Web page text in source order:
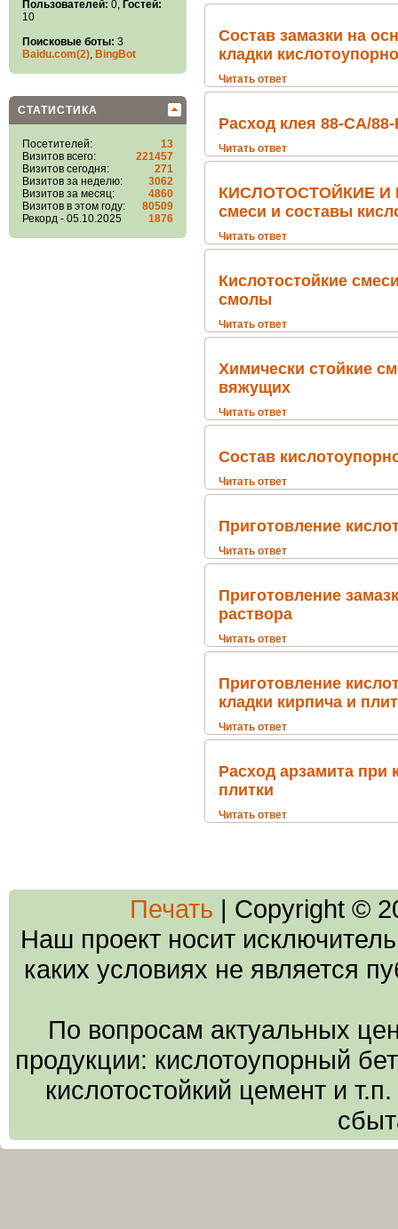
Пользователей: 0, Гостей:
10
Поисковые боты: 3
Baidu.com(2), BingBot
СТАТИСТИКА
Посетителей:
13
Визитов всего:
221457
Визитов сегодня:
271
Визитов за неделю:
3062
Визитов за месяц:
4860
Визитов в этом году:
80509
Рекорд - 05.10.2025
1876
Состав замазки на
кладки
Читать ответ
Расход клея 88-СА/
Читать ответ
КИСЛОТОСТОЙКИЕ
смеси и составы
Читать ответ
Кислотостойкие
смолы
Читать ответ
Химически стойкие
вяжущих
Читать ответ
Состав
Читать ответ
Приготовление
Читать ответ
Приготовление
раствора
Читать ответ
Приготовление
кладки кирпича и
Читать ответ
Расход арзамита при
плитки
Читать ответ
Печать | Copyright ©
Наш проект носит
каких условиях не является
По вопросам актуальных
продукции: кислотоупорный
кислотостойкий цемент и